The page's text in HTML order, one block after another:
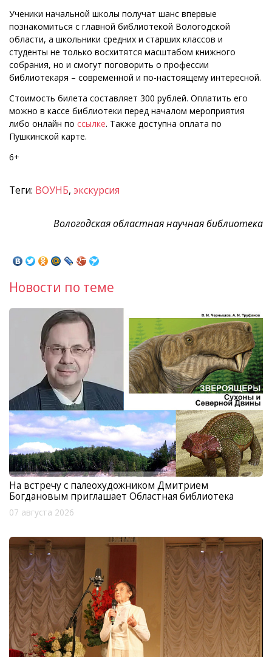
Ученики начальной школы получат шанс впервые
познакомиться с главной библиотекой Вологодской
области, а школьники средних и старших классов и
студенты не только восхитятся масштабом книжного
собрания, но и смогут поговорить о профессии
библиотекаря – современной и по‑настоящему интересной.
Стоимость билета составляет 300 рублей. Оплатить его
можно в кассе библиотеки перед началом мероприятия
либо онлайн по ссылке. Также доступна оплата по
Пушкинской карте.
6+
Теги: ВОУНБ, экскурсия
Вологодская областная научная библиотека
Новости по теме
На встречу с палеохудожником Дмитрием
Богдановым приглашает Областная библиотека
07 августа 2026